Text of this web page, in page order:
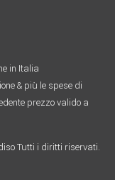
in Italia
& più le spese di
prezzo valido a
Tutti i diritti riservati.